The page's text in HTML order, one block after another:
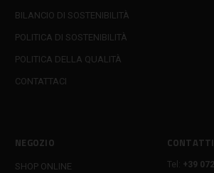
BILANCIO DI SOSTENIBILITÀ
POLITICA DI SOSTENIBILITÀ
POLITICA DELLA QUALITÀ
CONTATTACI
NEGOZIO
SHOP ONLINE
CONTATTI
Tel:
+39